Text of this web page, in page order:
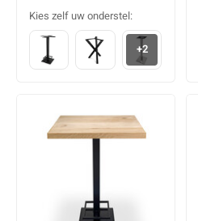
Kies zelf uw onderstel:
+2